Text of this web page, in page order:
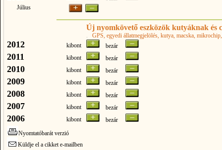
Július
Új nyomkövető eszközök kutyáknak és
. GPS, egyedi állatmegjelölés, kutya, macska, mikrochip
2012 kibont bezár
2011 kibont bezár
2010 kibont bezár
2009 kibont bezár
2008 kibont bezár
2007 kibont bezár
2006 kibont
bezár
Nyomtatóbarát verzió
Küldje el a cikket e-mailben